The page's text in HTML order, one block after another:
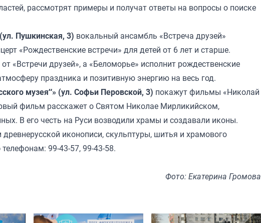
рассмотрят примеры и получат ответы на вопросы о поиске
Пушкинская, 3) вокальный ансамбль «Встреча друзей»
«Рождественские встречи» для детей от 6 лет и старше.
«Встречи друзей», а «Беломорье» исполнит рождественские
праздника и позитивную энергию на весь год.
музея“» (ул. Софьи Перовской, 3) покажут фильмы «Николай
фильм расскажет о Святом Николае Мирликийском,
В его честь на Руси возводили храмы и создавали иконы.
иконописи, скульптуры, шитья и храмового
99-43-57, 99-43-58.
Фото: Екатерина Громова